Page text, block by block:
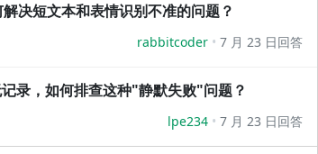
决短文本和表情识别不准的问题？
rabbitcoder 7 月 23 日回答
录，如何排查这种"静默失败"问题？
lpe234 7 月 23 日回答